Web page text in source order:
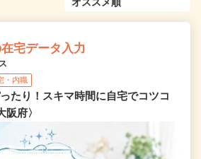
宅データ入力
・内職
たり！スキマ時間に自宅でコツコ
府〉